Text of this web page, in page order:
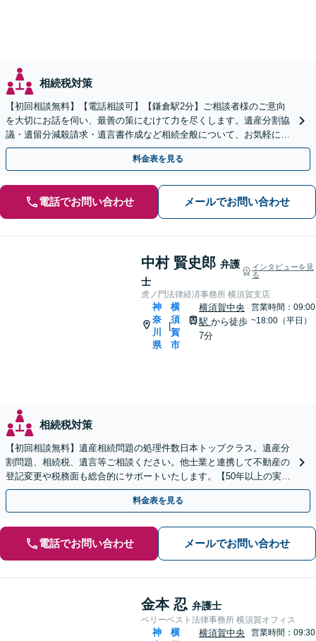
相続税対策
【初回相談無料】【電話相談可】【鎌倉駅2分】ご相談者様のご意向
を大切にお話を伺い、最善の策にむけて力を尽くします。遺産分割協
議・遺留分減殺請求・遺言書作成など相続全般について、お気軽にご
相談ください。
料金表を見る
電話でお問い合わせ メールでお問い合わせ
中村 賢史郎 弁護
士
インタビューを見
る
虎ノ門法律経済事務所 横須賀支店
神
奈
川
県
|
横
須
賀
市
横須賀中央
駅 から徒歩
7分
営業時間：09:00
~18:00（平日）
相続税対策
【初回相談無料】遺産相続問題の処理件数日本トップクラス。遺産分
割問題、相続税、遺言等ご相談ください。他士業と連携して不動産の
登記変更や税務面も総合的にサポートいたします。【50年以上の実績
と信頼】
料金表を見る
電話でお問い合わせ メールでお問い合わせ
金本 忍 弁護士
ベリーベスト法律事務所 横須賀オフィス
神
横
横須賀中央
営業時間：09:30